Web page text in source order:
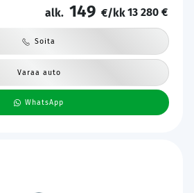
alk. 149 €/kk13 280 €
Soita
Varaa auto
WhatsApp